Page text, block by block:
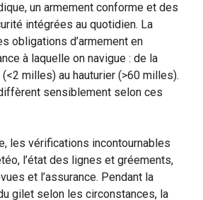
un armement conforme et des
intégrées au quotidien. La
obligations d’armement en
à laquelle on navigue : de la
milles) au hauturier (>60 milles).
sensiblement selon ces
les vérifications incontournables
l’état des lignes et gréements,
et l’assurance. Pendant la
gilet selon les circonstances, la